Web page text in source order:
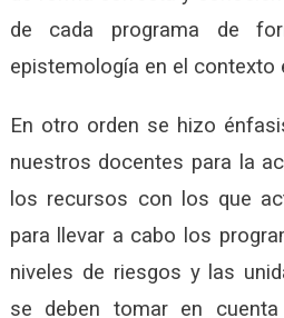
de cada programa de
epistemología en el contexto
En otro orden se hizo
nuestros docentes para la
los recursos con los que
para llevar a cabo los
niveles de riesgos y las
se deben tomar en